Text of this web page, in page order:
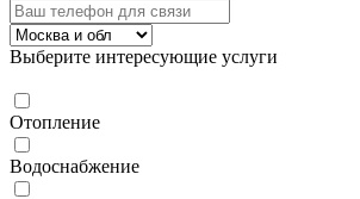
Выберите интересующие услуги
Отопление
Водоснабжение